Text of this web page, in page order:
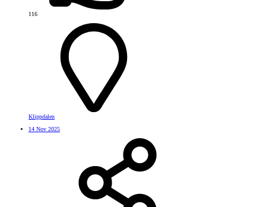
116
Klippdalen
14 Nov 2025